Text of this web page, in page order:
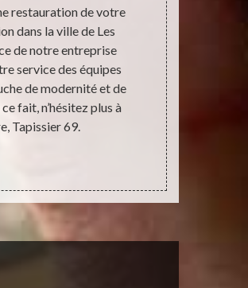
restauration de votre
dans la ville de Les
de notre entreprise
service des équipes
de modernité et de
fait, n’hésitez plus à
Tapissier 69.